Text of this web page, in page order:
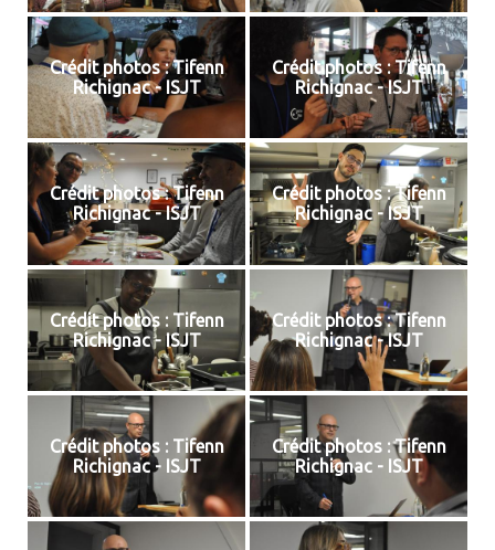
Crédit photos : Tifenn
Richignac - ISJT
Crédit photos : Tifenn
Richignac - ISJT
Crédit photos : Tifenn
Richignac - ISJT
Crédit photos : Tifenn
Richignac - ISJT
Crédit photos : Tifenn
Richignac - ISJT
Crédit photos : Tifenn
Richignac - ISJT
Crédit photos : Tifenn
Richignac - ISJT
Crédit photos : Tifenn
Richignac - ISJT